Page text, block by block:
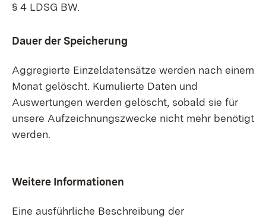
§ 4 LDSG BW.
Dauer der Speicherung
Aggregierte Einzeldatensätze werden nach einem
Monat gelöscht. Kumulierte Daten und
Auswertungen werden gelöscht, sobald sie für
unsere Aufzeichnungszwecke nicht mehr benötigt
werden.
Weitere Informationen
Eine ausführliche Beschreibung der